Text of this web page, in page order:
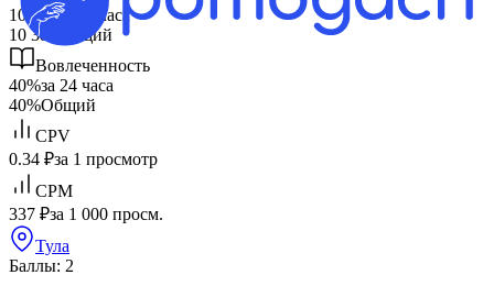
10 380за 24 часа
10 380
Общий
Вовлеченность
40%за 24 часа
40%Общий
CPV
0.34 ₽за 1 просмотр
CPM
337 ₽за 1 000 просм.
Тула
Баллы: 2